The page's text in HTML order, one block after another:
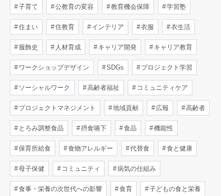
子育て 公教育の変容 教育機会保障 学習塾
住まい 住教育 インテリア 衣服 衣生活
服飾史 人材育成 キャリア開発 キャリア教育
ワークショップデザイン SDGs プロジェクト学習
ソーシャルワーク 高齢者福祉 コミュニティケア
プロジェクトマネジメント 地域貢献 広報 高齢者
とろみ調整食品 摂食嚥下 食品 機能性
保育所給食 食物アレルギー 代替食 食と健康
母子保健 コミュニティ 病気の仕組み
食事・栄養の次世代への影響 食育 子どもの食と栄養